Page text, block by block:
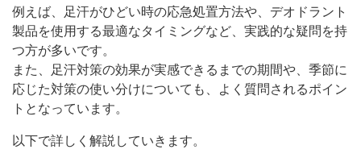
例えば、足汗がひどい時の応急処置方法や、デオドラント
製品を使用する最適なタイミングなど、実践的な疑問を持
つ方が多いです。
また、足汗対策の効果が実感できるまでの期間や、季節に
応じた対策の使い分けについても、よく質問されるポイン
トとなっています。
以下で詳しく解説していきます。